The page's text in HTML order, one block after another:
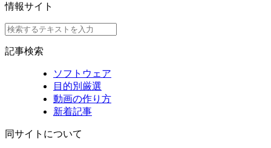
情報サイト
記事検索
ソフトウェア
目的別厳選
動画の作り方
新着記事
同サイトについて